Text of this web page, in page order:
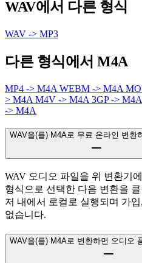
WAV에서 다른 형식
WAV -> MP3
다른 형식에서 M4A
MP4 -> M4A WEBM -> M4A
> M4A M4V -> M4A 3GP -> M4A
-> M4A
WAV을(를) M4A로 무료 온라인 변환
WAV 오디오 파일을 위 변환기
형식으로 선택한 다음 변환을
저 내에서 로컬로 실행되며 가
없습니다.
WAV을(를) M4A로 변환하면 오디오